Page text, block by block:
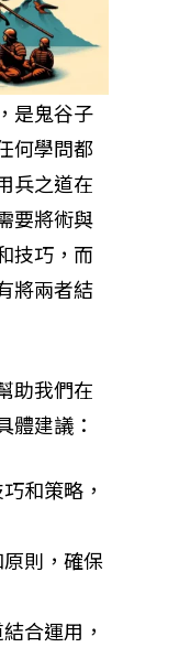
是鬼谷子
何學問都
兵之道在
要將術與
技巧，而
將兩者結
助我們在
體建議：
和策略，
原則，確保
合運用，